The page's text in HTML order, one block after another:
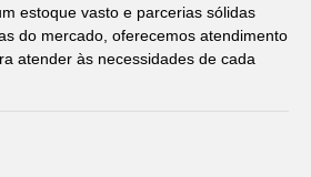
estoque vasto e parcerias sólidas
do mercado, oferecemos atendimento
atender às necessidades de cada